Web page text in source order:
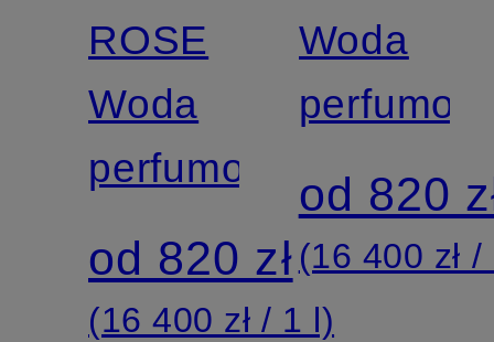
ROSE
Woda
perfumowana
od 820 zł
(16 400 zł / 1 l)
Woda
od 820
(16 400 zł